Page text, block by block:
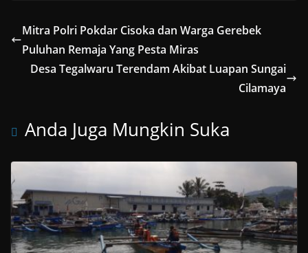
Mitra Polri Pokdar Cisoka dan Warga Gerebek
Puluhan Remaja Yang Pesta Miras
Desa Tegalwaru Terendam Akibat Luapan Sungai
Cilamaya
Anda Juga Mungkin Suka